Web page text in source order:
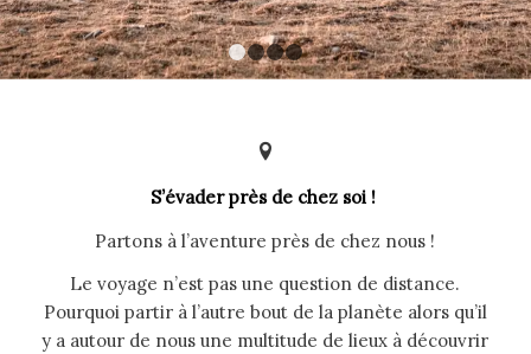
1 2 3 4
S’évader près de chez soi !
Partons à l’aventure près de chez nous !
Le voyage n’est pas une question de distance.
Pourquoi partir à l’autre bout de la planète alors qu’il
y a autour de nous une multitude de lieux à découvrir